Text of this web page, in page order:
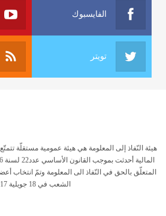
الفايسبوك
تويتر
هيئة النّفاذ إلى المعلومة هي هيئة عمومية مستقلّة
المتعلّق بالحق في النّفاذ الى المعلومة وتمّ
الشعب في 18 جويلية 2017